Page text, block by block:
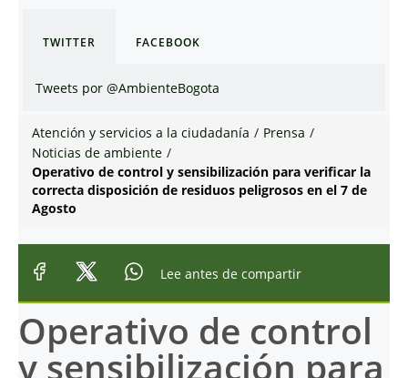
TWITTER FACEBOOK
Tweets por @AmbienteBogota
Atención y servicios a la ciudadanía / Prensa /
Noticias de ambiente /
Operativo de control y sensibilización para verificar la
correcta disposición de residuos peligrosos en el 7 de
Agosto
Lee antes de compartir
Operativo de control
y sensibilización para